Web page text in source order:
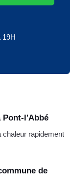
Pont-l'Abbé
rapidement
de
19H